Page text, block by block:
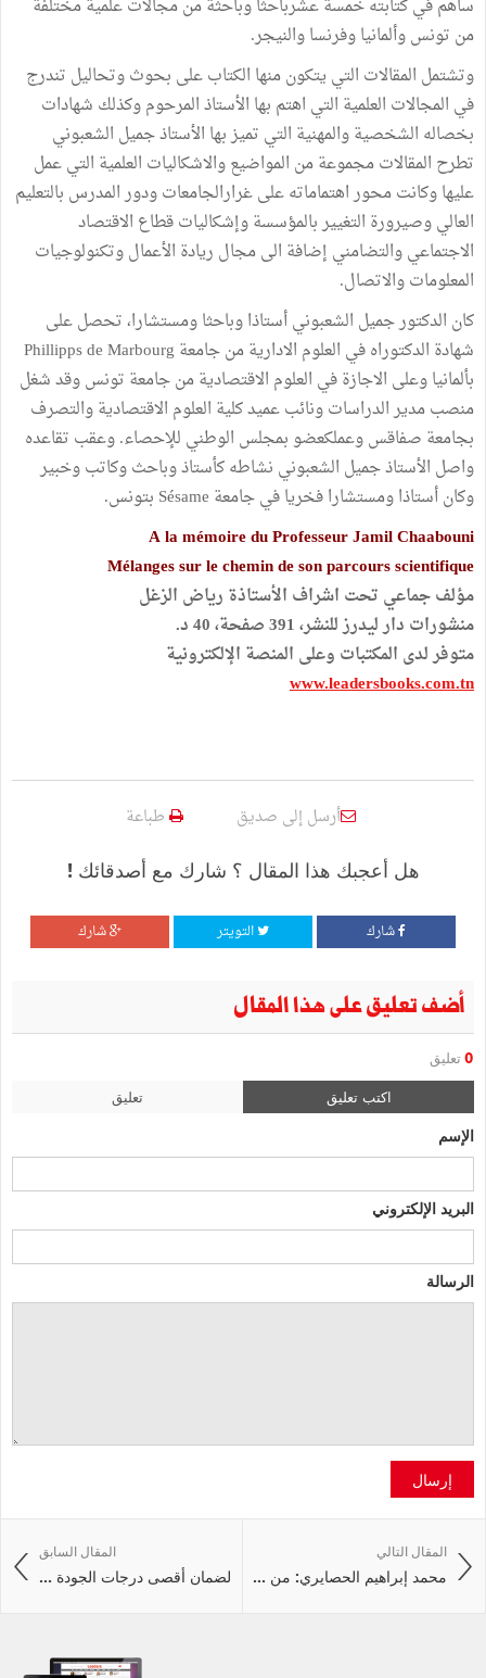
ساهم في كتابته خمسة عشرباحثا وباحثة من مجالات علمية مختلفة
من تونس وألمانيا وفرنسا والنيجر.
وتشتمل المقالات التي يتكون منها الكتاب على بحوث وتحاليل تندرج
في المجالات العلمية التي اهتم بها الأستاذ المرحوم وكذلك شهادات
بخصاله الشخصية والمهنية التي تميز بها الأستاذ جميل الشعبوني
تطرح المقالات مجموعة من المواضيع والاشكاليات العلمية التي عمل
عليها وكانت محور اهتماماته على غرارالجامعات ودور المدرس بالتعليم
العالي وصيرورة التغيير بالمؤسسة وإشكاليات قطاع الاقتصاد
الاجتماعي والتضامني إضافة الى مجال ريادة الأعمال وتكنولوجيات
المعلومات والاتصال.
كان الدكتور جميل الشعبوني أستاذا وباحثا ومستشارا، تحصل على
شهادة الدكتوراه في العلوم الادارية من جامعة Phillipps de Marbourg
بألمانيا وعلى الاجازة في العلوم الاقتصادية من جامعة تونس وقد شغل
منصب مدير الدراسات ونائب عميد كلية العلوم الاقتصادية والتصرف
بجامعة صفاقس وعملكعضو بمجلس الوطني للإحصاء. وعقب تقاعده
واصل الأستاذ جميل الشعبوني نشاطه كأستاذ وباحث وكاتب وخبير
وكان أستاذا ومستشارا فخريا في جامعة Sésame بتونس.
A la mémoire du Professeur Jamil Chaabouni
Mélanges sur le chemin de son parcours scientifique
مؤلف جماعي تحت اشراف الأستاذة رياض الزغل
منشورات دار ليدرز للنشر، 391 صفحة، 40 د.
متوفر لدى المكتبات وعلى المنصة الإلكترونية
www.leadersbooks.com.tn
أرسل إلى صديق طباعة
هل أعجبك هذا المقال ؟ شارك مع أصدقائك !
شارك التويتر شارك
أضف تعليق على هذا المقال
0 تعليق
اكتب تعليق تعليق
الإسم
البريد الإلكتروني
الرسالة
إرسال
المقال السابق
لضمان أقصى درجات الجودة ...
المقال التالي
محمد إبراهيم الحصايري: من ...